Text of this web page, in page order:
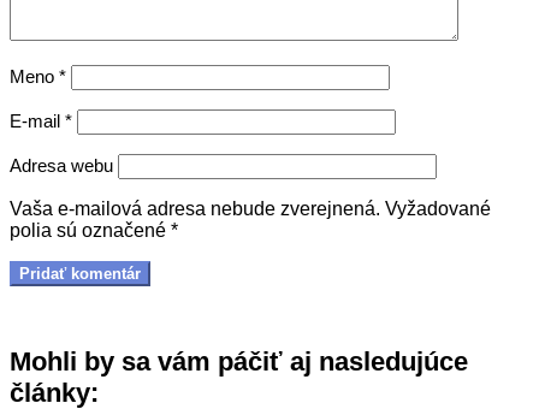
Meno *
E-mail *
Adresa webu
Vaša e-mailová adresa nebude zverejnená. Vyžadované
polia sú označené *
Mohli by sa vám páčiť aj nasledujúce
články: